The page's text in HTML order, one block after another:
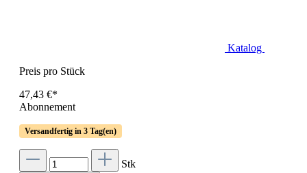
Katalog
Preis pro Stück
47,43 €*
Abonnement
Versandfertig in 3 Tag(en)
Stk